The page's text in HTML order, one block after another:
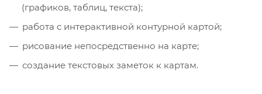
(графиков, таблиц, текста);
работа с интерактивной контурной картой;
рисование непосредственно на карте;
создание текстовых заметок к картам.